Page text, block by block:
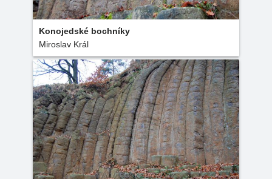
Konojedské bochníky
Miroslav Král